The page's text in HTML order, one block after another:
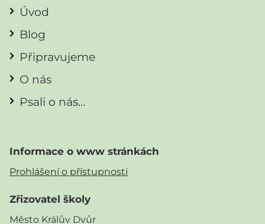
Úvod
Blog
Připravujeme
O nás
Psali o nás…
Informace o www stránkách
Prohlášení o přístupnosti
Zřizovatel školy
Město Králův Dvůr